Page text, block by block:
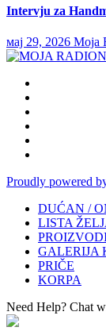
Intervju za
мај 29, 2026 Moja
Proudly powered
DUĆAN /
LISTA
GALERIJA
PRIČE
KORPA
Need Help? Chat